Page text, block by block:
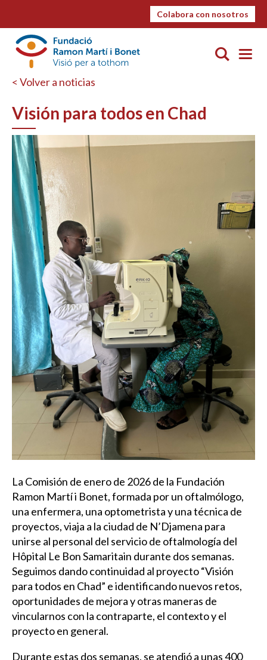
Colabora con nosotros
< Volver a noticias
Visión para todos en Chad
La Comisión de enero de 2026 de la Fundación
Ramon Martí i Bonet, formada por un oftalmólogo,
una enfermera, una optometrista y una técnica de
proyectos, viaja a la ciudad de N’Djamena para
unirse al personal del servicio de oftalmología del
Hôpital Le Bon Samaritain durante dos semanas.
Seguimos dando continuidad al proyecto “Visión
para todos en Chad” e identificando nuevos retos,
oportunidades de mejora y otras maneras de
vincularnos con la contraparte, el contexto y el
proyecto en general.
Durante estas dos semanas, se atendió a unas 400